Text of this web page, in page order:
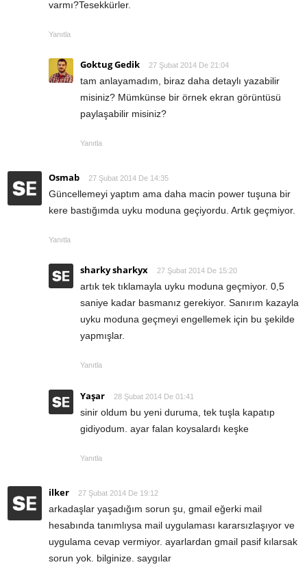
varmı?Tesekkürler.
Yanıtla
Goktug Gedik 27 Şubat 2014 De 21:04
tam anlayamadım, biraz daha detaylı yazabilir
misiniz? Mümkünse bir örnek ekran görüntüsü
paylaşabilir misiniz?
Yanıtla
Osmab 27 Şubat 2014 De 14:35
Güncellemeyi yaptım ama daha macin power tuşuna bir
kere bastığımda uyku moduna geçiyordu. Artık geçmiyor.
Yanıtla
sharky sharkyx 27 Şubat 2014 De 15:20
artık tek tıklamayla uyku moduna geçmiyor. 0,5
saniye kadar basmanız gerekiyor. Sanırım kazayla
uyku moduna geçmeyi engellemek için bu şekilde
yapmışlar.
Yanıtla
Yaşar 28 Şubat 2014 De 01:41
sinir oldum bu yeni duruma, tek tuşla kapatıp
gidiyodum. ayar falan koysalardı keşke
Yanıtla
ilker 27 Şubat 2014 De 19:12
arkadaşlar yaşadığım sorun şu, gmail eğerki mail
hesabında tanımlıysa mail uygulaması kararsızlaşıyor ve
uygulama cevap vermiyor. ayarlardan gmail pasif kılarsak
sorun yok. bilginize. saygılar